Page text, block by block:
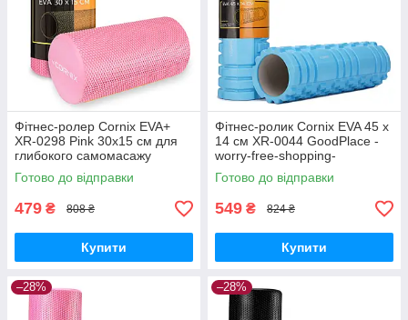
Фітнес-ролер Cornix EVA+
XR-0298 Pink 30х15 см для
глибокого самомасажу
GoodPlace -worry-free-
shopping-
Готово до відправки
479 ₴ 808 ₴
Купити
Фітнес-ролик Cornix EVA 45 x
14 см XR-0044 GoodPlace -
worry-free-shopping-
Готово до відправки
549 ₴ 824 ₴
Купити
–28% –28%